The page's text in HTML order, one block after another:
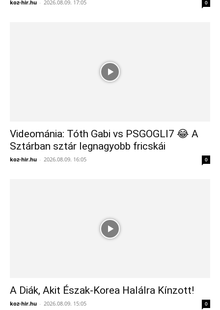
koz-hir.hu - 2026.08.09. 17:05 0
Videománia: Tóth Gabi vs PSGOGLI7 😂 A
Sztárban sztár legnagyobb fricskái
koz-hir.hu - 2026.08.09. 16:05 0
A Diák, Akit Észak-Korea Halálra Kínzott!
koz-hir.hu - 2026.08.09. 15:05 0